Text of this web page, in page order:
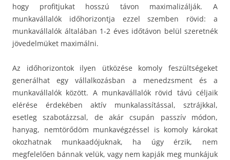
hogy profitjukat hosszú távon maximalizálják. A
munkavállalók időhorizontja ezzel szemben rövid: a
munkavállalók általában 1-2 éves időtávon belül szeretnék
jövedelmüket maximálni.
Az időhorizontok ilyen ütközése komoly feszültségeket
generálhat egy vállalkozásban a menedzsment és a
munkavállalók között. A munkavállalók rövid távú céljaik
elérése érdekében aktív munkalassítással, sztrájkkal,
esetleg szabotázzsal, de akár csupán passzív módon,
hanyag, nemtörődöm munkavégzéssel is komoly károkat
okozhatnak munkaadójuknak, ha úgy érzik, nem
megfelelően bánnak velük, vagy nem kapják meg munkájuk